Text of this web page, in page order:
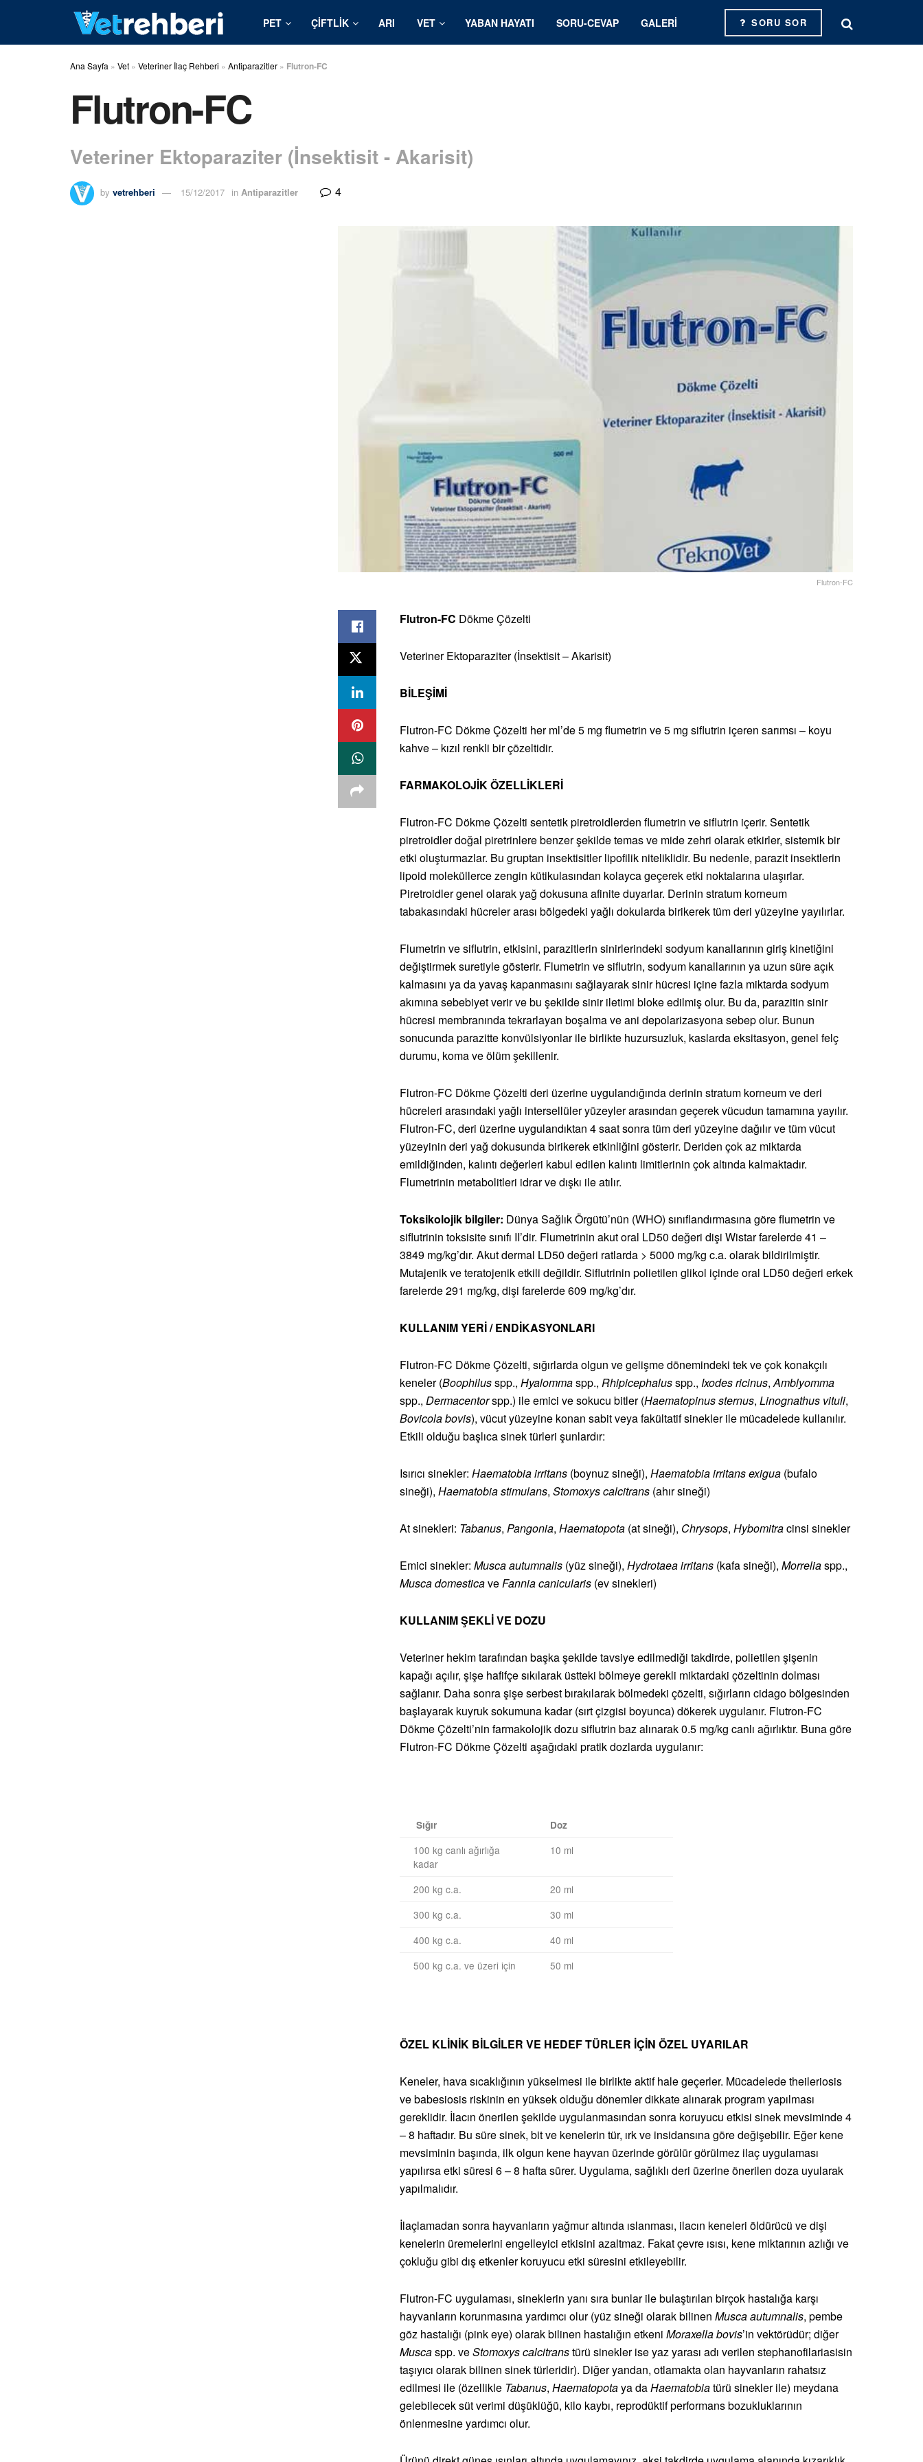
PET ÇIFTLIK ARI VET YABAN HAYATI SORU-CEVAP GALERI SORU SOR
Ana Sayfa » Vet » Veteriner İlaç Rehberi » Antiparazitler » Flutron-FC
Flutron-FC
Veteriner Ektoparaziter (İnsektisit - Akarisit)
by vetrehberi 15/12/2017 in Antiparazitler 4
Flutron-FC
Flutron-FC Dökme Çözelti
Veteriner Ektoparaziter (İnsektisit – Akarisit)
BİLEŞİMİ
Flutron-FC Dökme Çözelti her ml’de 5 mg flumetrin ve 5 mg siflutrin içeren sarımsı – koyu
kahve – kızıl renkli bir çözeltidir.
FARMAKOLOJİK ÖZELLİKLERİ
Flutron-FC Dökme Çözelti sentetik piretroidlerden flumetrin ve siflutrin içerir. Sentetik
piretroidler doğal piretrinlere benzer şekilde temas ve mide zehri olarak etkirler, sistemik bir
etki oluşturmazlar. Bu gruptan insektisitler lipofilik niteliklidir. Bu nedenle, parazit insektlerin
lipoid moleküllerce zengin kütikulasından kolayca geçerek etki noktalarına ulaşırlar.
Piretroidler genel olarak yağ dokusuna afinite duyarlar. Derinin stratum korneum
tabakasındaki hücreler arası bölgedeki yağlı dokularda birikerek tüm deri yüzeyine yayılırlar.
Flumetrin ve siflutrin, etkisini, parazitlerin sinirlerindeki sodyum kanallarının giriş kinetiğini
değiştirmek suretiyle gösterir. Flumetrin ve siflutrin, sodyum kanallarının ya uzun süre açık
kalmasını ya da yavaş kapanmasını sağlayarak sinir hücresi içine fazla miktarda sodyum
akımına sebebiyet verir ve bu şekilde sinir iletimi bloke edilmiş olur. Bu da, parazitin sinir
hücresi membranında tekrarlayan boşalma ve ani depolarizasyona sebep olur. Bunun
sonucunda parazitte konvülsiyonlar ile birlikte huzursuzluk, kaslarda eksitasyon, genel felç
durumu, koma ve ölüm şekillenir.
Flutron-FC Dökme Çözelti deri üzerine uygulandığında derinin stratum korneum ve deri
hücreleri arasındaki yağlı intersellüler yüzeyler arasından geçerek vücudun tamamına yayılır.
Flutron-FC, deri üzerine uygulandıktan 4 saat sonra tüm deri yüzeyine dağılır ve tüm vücut
yüzeyinin deri yağ dokusunda birikerek etkinliğini gösterir. Deriden çok az miktarda
emildiğinden, kalıntı değerleri kabul edilen kalıntı limitlerinin çok altında kalmaktadır.
Flumetrinin metabolitleri idrar ve dışkı ile atılır.
Toksikolojik bilgiler: Dünya Sağlık Örgütü’nün (WHO) sınıflandırmasına göre flumetrin ve
siflutrinin toksisite sınıfı II’dir. Flumetrinin akut oral LD50 değeri dişi Wistar farelerde 41 –
3849 mg/kg’dır. Akut dermal LD50 değeri ratlarda > 5000 mg/kg c.a. olarak bildirilmiştir.
Mutajenik ve teratojenik etkili değildir. Siflutrinin polietilen glikol içinde oral LD50 değeri erkek
farelerde 291 mg/kg, dişi farelerde 609 mg/kg’dır.
KULLANIM YERİ / ENDİKASYONLARI
Flutron-FC Dökme Çözelti, sığırlarda olgun ve gelişme dönemindeki tek ve çok konakçılı
keneler (Boophilusspp., Hyalommaspp., Rhipicephalusspp., Ixodes ricinus,Amblyomma
spp., Dermacentorspp.) ile emici ve sokucu bitler (Haematopinus sternus, Linognathus vituli,
Bovicola bovis), vücut yüzeyine konan sabit veya fakültatif sinekler ile mücadelede kullanılır.
Etkili olduğu başlıca sinek türleri şunlardır:
Isırıcı sinekler: Haematobia irritans (boynuz sineği), Haematobia irritans exigua (bufalo
sineği), Haematobia stimulans, Stomoxys calcitrans (ahır sineği)
At sinekleri: Tabanus, Pangonia, Haematopota (at sineği), Chrysops, Hybomitracinsi sinekler
Emici sinekler: Musca autumnalis (yüz sineği), Hydrotaea irritans (kafa sineği), Morreliaspp.,
Musca domesticaveFannia canicularis (ev sinekleri)
KULLANIM ŞEKLİ VE DOZU
Veteriner hekim tarafından başka şekilde tavsiye edilmediği takdirde, polietilen şişenin
kapağı açılır, şişe hafifçe sıkılarak üstteki bölmeye gerekli miktardaki çözeltinin dolması
sağlanır. Daha sonra şişe serbest bırakılarak bölmedeki çözelti, sığırların cidago bölgesinden
başlayarak kuyruk sokumuna kadar (sırt çizgisi boyunca) dökerek uygulanır. Flutron-FC
Dökme Çözelti’nin farmakolojik dozu siflutrin baz alınarak 0.5 mg/kg canlı ağırlıktır. Buna göre
Flutron-FC Dökme Çözelti aşağıdaki pratik dozlarda uygulanır:
Sığır Doz
100 kg canlı ağırlığa
kadar
10 ml
200 kg c.a.
20 ml
300 kg c.a.
30 ml
400 kg c.a.
40 ml
500 kg c.a. ve üzeri için
50 ml
ÖZEL KLİNİK BİLGİLER VE HEDEF TÜRLER İÇİN ÖZEL UYARILAR
Keneler, hava sıcaklığının yükselmesi ile birlikte aktif hale geçerler. Mücadelede theileriosis
ve babesiosis riskinin en yüksek olduğu dönemler dikkate alınarak program yapılması
gereklidir. İlacın önerilen şekilde uygulanmasından sonra koruyucu etkisi sinek mevsiminde 4
– 8 haftadır. Bu süre sinek, bit ve kenelerin tür, ırk ve insidansına göre değişebilir. Eğer kene
mevsiminin başında, ilk olgun kene hayvan üzerinde görülür görülmez ilaç uygulaması
yapılırsa etki süresi 6 – 8 hafta sürer. Uygulama, sağlıklı deri üzerine önerilen doza uyularak
yapılmalıdır.
İlaçlamadan sonra hayvanların yağmur altında ıslanması, ilacın keneleri öldürücü ve dişi
kenelerin üremelerini engelleyici etkisini azaltmaz. Fakat çevre ısısı, kene miktarının azlığı ve
çokluğu gibi dış etkenler koruyucu etki süresini etkileyebilir.
Flutron-FC uygulaması, sineklerin yanı sıra bunlar ile bulaştırılan birçok hastalığa karşı
hayvanların korunmasına yardımcı olur (yüz sineği olarak bilinen Musca autumnalis, pembe
göz hastalığı (pink eye) olarak bilinen hastalığın etkeni Moraxella bovis’in vektörüdür; diğer
Muscaspp. veStomoxys calcitranstürü sinekler ise yaz yarası adı verilen stephanofilariasisin
taşıyıcı olarak bilinen sinek türleridir). Diğer yandan, otlamakta olan hayvanların rahatsız
edilmesi ile (özellikle Tabanus, Haematopotaya daHaematobiatürü sinekler ile) meydana
gelebilecek süt verimi düşüklüğü, kilo kaybı, reprodüktif performans bozukluklarının
önlenmesine yardımcı olur.